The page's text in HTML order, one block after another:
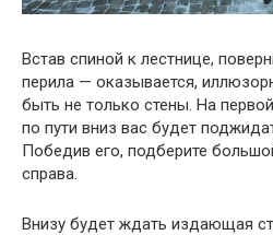
Встав спиной к лестнице,
перила — оказывается,
быть не только стены. На
по пути вниз вас будет
Победив его, подберите
справа.
Внизу будет ждать издающая